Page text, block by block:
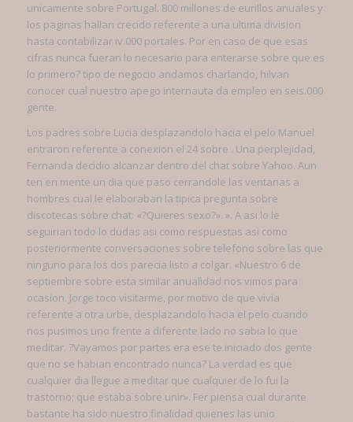
unicamente sobre Portugal. 800 millones de eurillos anuales y
los paginas hallan crecido referente a una ultima division
hasta contabilizar iv.000 portales. Por en caso de que esas
cifras nunca fueran lo necesario para enterarse sobre que es
lo primero? tipo de negocio andamos charlando, hilvan
conocer cual nuestro apego internauta da empleo en seis.000
gente.
Los padres sobre Lucia desplazandolo hacia el pelo Manuel
entraron referente a conexion el 24 sobre . Una perplejidad,
Fernanda decidio alcanzar dentro del chat sobre Yahoo. Aun
ten en mente un dia que paso cerrandole las ventanas a
hombres cual le elaboraban la tipica pregunta sobre
discotecas sobre chat: «?Quieres sexo?». ». A asi­ lo le
seguirian todo lo dudas asi­ como respuestas asi­ como
posteriormente conversaciones sobre telefono sobre las que
ninguno para los dos parecia listo a colgar. «Nuestro 6 de
septiembre sobre esta similar anualidad nos vimos para
ocasion. Jorge toco visitarme, por motivo de que vivia
referente a otra urbe, desplazandolo hacia el pelo cuando
nos pusimos uno frente a diferente lado no sabia lo que
meditar. ?Vayamos por partes era ese te iniciado dos gente
que no se habian encontrado nunca? La verdad es que
cualquier dia llegue a meditar que cualquier de lo fui la
trastorno; que estaba sobre unir». Fer piensa cual durante
bastante ha sido nuestro finalidad quienes las unio